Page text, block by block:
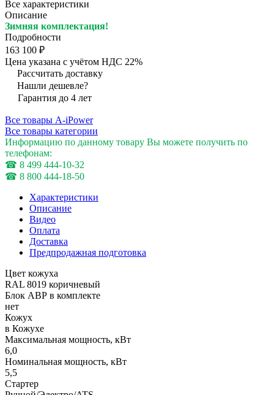
Все характеристики
Описание
Зимняя комплектация!
Подробности
163 100 ₽
Цена указана с учётом НДС 22%
Рассчитать доставку
Нашли дешевле?
Гарантия до 4 лет
Все товары A-iPower
Все товары категории
Информацию по данному товару Вы можете получить по
телефонам:
☎ 8 499 444-10-32
☎ 8 800 444-18-50
Характеристики
Описание
Видео
Оплата
Доставка
Предпродажная подготовка
Цвет кожуха
RAL 8019 коричневый
Блок АВР в комплекте
нет
Кожух
в Кожухе
Максимальная мощность, кВт
6,0
Номинальная мощность, кВт
5,5
Стартер